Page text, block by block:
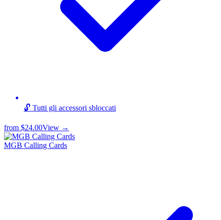
🔓 Tutti gli accessori sbloccati
from $24.00View →
MGB Calling Cards